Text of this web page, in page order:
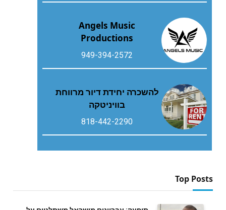
Angels Music
Productions
949-394-2572
להשכרה יחידת דיור מרווחת
בוויניטקה
818-442-2290
Top Posts